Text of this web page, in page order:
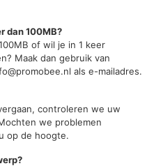
dan 100MB?
of wil je in 1 keer
Maak dan gebruik van
als e-mailadres.
controleren we uw
we problemen
op de hoogte.